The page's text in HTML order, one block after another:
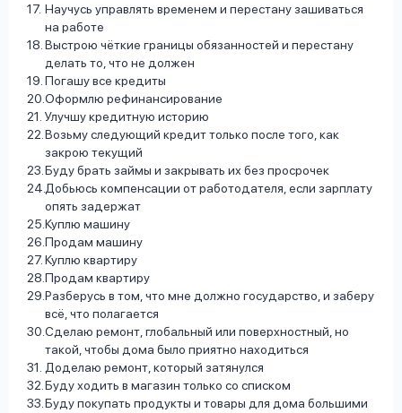
Научусь управлять временем и перестану зашиваться
на работе
Выстрою чёткие границы обязанностей и перестану
делать то, что не должен
Погашу все кредиты
Оформлю рефинансирование
Улучшу кредитную историю
Возьму следующий кредит только после того, как
закрою текущий
Буду брать займы и закрывать их без просрочек
Добьюсь компенсации от работодателя, если зарплату
опять задержат
Куплю машину
Продам машину
Куплю квартиру
Продам квартиру
Разберусь в том, что мне должно государство, и заберу
всё, что полагается
Сделаю ремонт, глобальный или поверхностный, но
такой, чтобы дома было приятно находиться
Доделаю ремонт, который затянулся
Буду ходить в магазин только со списком
Буду покупать продукты и товары для дома большими